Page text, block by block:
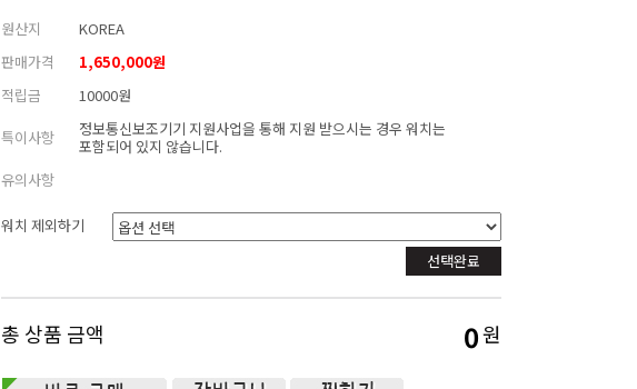
원산지
KOREA
판매가격
1,650,000원
적립금
10000원
특이사항
정보통신보조기기 지원사업을 통해 지원 받으시는 경우 워치는
포함되어 있지 않습니다.
유의사항
워치 제외하기
선택완료
총 상품 금액 0원